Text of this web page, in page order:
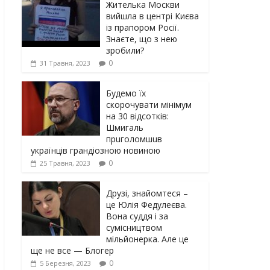
Жителька Москви
вийшла в центрі Києва
із прапором Росії.
Знаєте, що з нею
зробили?
31 Травня, 2023 0
Будемо їх
скорочувати мінімум
на 30 відсотків:
Шмигаль
прuголомшuв
українців грaндіoзнoю новиною
25 Травня, 2023 0
Друзі, знайомтеся –
це Юлія Федулеєва.
Вона суддя і за
сумісництвом
мільйонерка. Але це
ще не все — Блогер
5 Березня, 2023 0